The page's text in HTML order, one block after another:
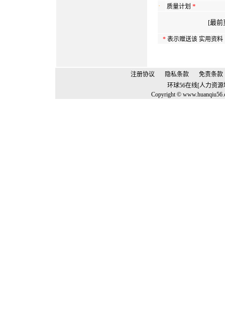
·
质量计划 *
[最前
* 表示赠送该 实用资
注册协议 隐私条款
免责条款
环球56在线[人力资
Copyright ©